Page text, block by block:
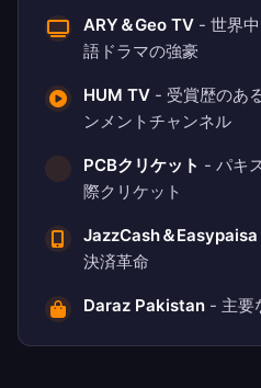
ARY＆Geo TV - 世界
語ドラマの強豪
HUM TV - 受賞歴のあ
ンメントチャンネル
PCBクリケット - パキ
際クリケット
JazzCash＆Easypaisa
決済革命
Daraz Pakistan - 主要